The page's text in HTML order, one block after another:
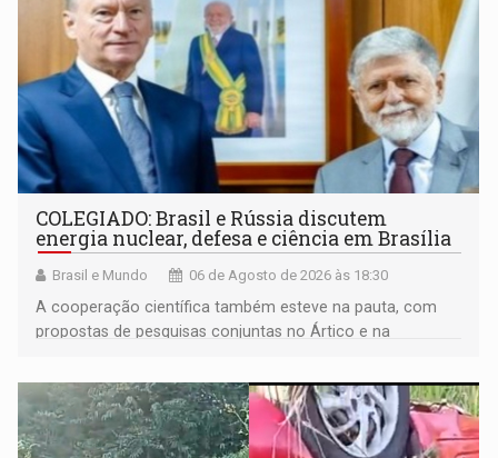
COLEGIADO: Brasil e Rússia discutem
energia nuclear, defesa e ciência em Brasília
Brasil e Mundo 06 de Agosto de 2026 às 18:30
A cooperação científica também esteve na pauta, com
propostas de pesquisas conjuntas no Ártico e na